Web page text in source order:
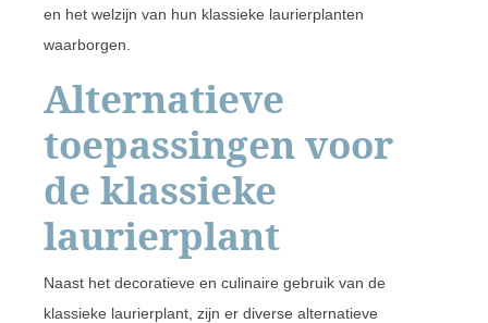
en het welzijn van hun klassieke laurierplanten
waarborgen.
Alternatieve
toepassingen voor
de klassieke
laurierplant
Naast het decoratieve en culinaire gebruik van de
klassieke laurierplant, zijn er diverse alternatieve